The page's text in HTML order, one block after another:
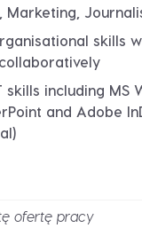
Marketing,
skills
skills including MS
and Adobe
ofertę pracy